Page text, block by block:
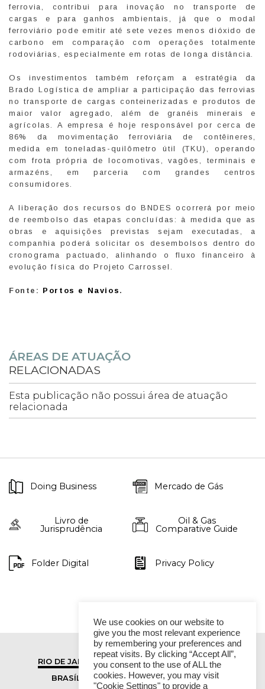
ferrovia, contribui para inovação no transporte de
cargas e para ganhos ambientais, já que o modal
ferroviário pode emitir até sete vezes menos dióxido de
carbono em comparação com operações totalmente
rodoviárias, especialmente em rotas de longa distância.
Os investimentos também reforçam a estratégia da
Brado Logística de ampliar a participação das ferrovias
no transporte de cargas conteinerizadas e produtos de
maior valor agregado, além de granéis minerais e
agrícolas. A empresa é hoje responsável por cerca de
86% da movimentação ferroviária de contêineres,
medida em toneladas-quilômetro útil (TKU), operando
com frota própria de locomotivas, vagões, terminais e
armazéns, em parceria com grandes centros
consumidores.
A liberação dos recursos do BNDES ocorrerá por meio
de reembolso das etapas concluídas: à medida que as
obras e aquisições previstas sejam executadas, a
companhia poderá solicitar os desembolsos dentro do
cronograma pactuado, alinhando o fluxo financeiro à
evolução física do Projeto Carrossel.
Fonte: Portos e Navios .
ÁREAS DE ATUAÇÃO
RELACIONADAS
Esta publicação não possui área de atuação
relacionada
Doing Business Mercado de Gás
Livro de
Jurisprudência
Oil & Gas
Comparative Guide
Folder Digital Privacy Policy
RIO DE JANEIRO
SÃO PAULO
BRASÍLIA
VITÓRIA
We use cookies on our website to
give you the most relevant experience
by remembering your preferences and
repeat visits. By clicking “Accept All”,
you consent to the use of ALL the
cookies. However, you may visit
"Cookie Settings" to provide a